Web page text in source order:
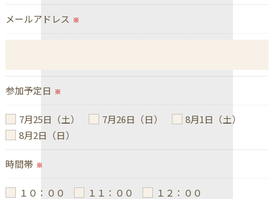
＜個人情報の安全管理＞
当社では、個人情報の漏洩等がなされないよう、適切に安
全管理対策を実施します。
＜個人情報を与えなかった場合に生じる結果＞
必要な情報を頂けない場合は、それに対応した当社のサー
ださい。
＜個人情報の開示･訂正・削除･利用停止の手続について＞
当社では、お客様の個人情報の開示･訂正･削除・利用停止
メールアドレス ※
参加予定日 ※
7月25日（土） 7月26日（日）
8月1日（土）
8月2日（日）
時間帯 ※
１０：００ １１：００
１２：００